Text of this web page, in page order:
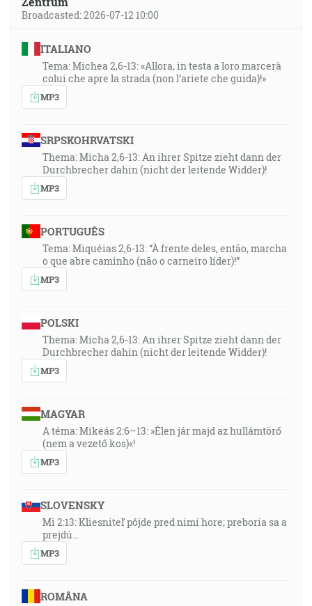
Broadcasted: 2026-07-12 10:00
ITALIANO
Tema: Michea 2,6-13: «Allora, in testa a loro marcerà
colui che apre la strada (non l’ariete che guida)!»
MP3
SRPSKOHRVATSKI
Thema: Micha 2,6-13: An ihrer Spitze zieht dann der
Durchbrecher dahin (nicht der leitende Widder)!
MP3
PORTUGUÊS
Tema: Miquéias 2,6-13: “À frente deles, então, marcha
o que abre caminho (não o carneiro líder)!”
MP3
POLSKI
Thema: Micha 2,6-13: An ihrer Spitze zieht dann der
Durchbrecher dahin (nicht der leitende Widder)!
MP3
MAGYAR
A téma: Mikeás 2:6–13: »Élen jár majd az hullámtörő
(nem a vezető kos)«!
MP3
SLOVENSKY
Mi 2:13: Kliesniteľ pôjde pred nimi hore; preboria sa a
prejdú…
MP3
ROMÂNA